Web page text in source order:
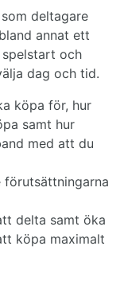
deltagare
annat ett
och
dag och tid.
köpa för, hur
samt hur
med att du
förutsättningarna
delta samt öka
köpa maximalt